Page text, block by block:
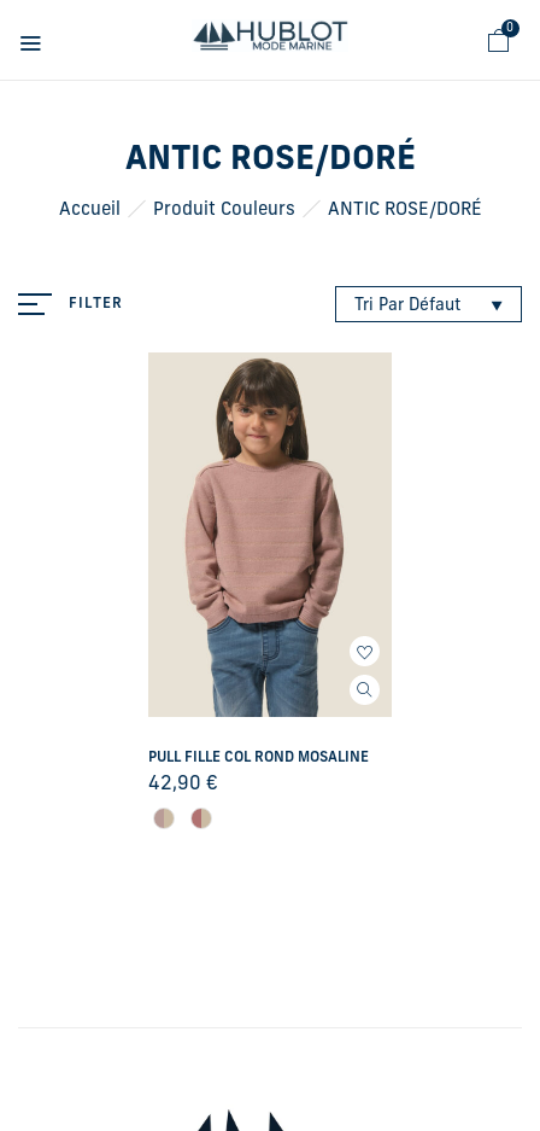
0
ANTIC ROSE/DORÉ
Accueil Produit Couleurs ANTIC ROSE/DORÉ
FILTER Tri Par Défaut
PULL FILLE COL ROND MOSALINE
42,90€
Panneau de gestion des cookies